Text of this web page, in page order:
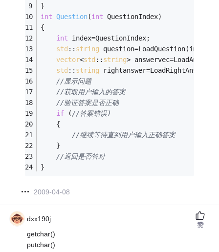
}
int Question(int QuestionIndex)
{
int index=QuestionIndex;
std :: string question=LoadQuestion(index);
vector<std :: string>
std :: string
//显示问题
//获取用户输入的答案
//验证答案是否正确
if (//答案错误)
	{
//继续等待直到用户输入正确答案
	}
//返回是否答对
}
2009-04-08
dxx190j
getchar()
putchar()
赞